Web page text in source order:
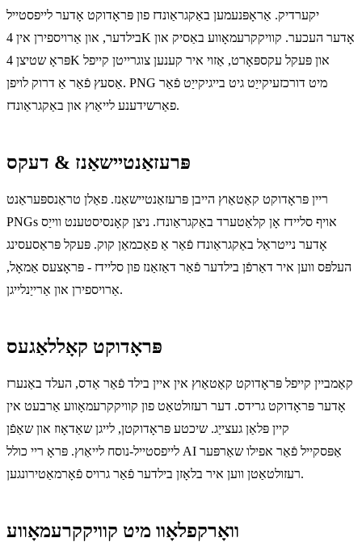
יקערדיק. אַראָפּנעמען באַקגראַונדז פון פּראָדוקט אָדער לייפסטייל
בילדער, און אַרויספירן אין 4K אָדער העכער. קוויקקרעמאָווע באַסיק און
פּראָ שטיצן 4K און פּעקל עקספּאָרט, אַזוי איר קענען צוגרייטן קייפל
אַסעץ פֿאַר אַ דרוק לויפן. PNG מיט דורכזעיקייַט גיט בייגיקייַט פֿאַר
פאַרשידענע לייאַוץ און באַקגראַונדז.
פּרעזאַנטיישאַנז & דעקס
ריין פּראָדוקט קאַטאַוץ הייבן פּרעזאַנטיישאַנז. פאַלן טראַנספּעראַנט
PNGs אויף סליידז אָן קלאַטערד באַקגראַונדז. ניצן קאָנסיסטענט ווייַס
אָדער נייטראַל באַקגראַונדז פֿאַר אַ פאַכמאַן קוק. פּעקל פּראַסעסינג
העלפּס ווען איר דאַרפֿן בילדער פֿאַר דאַזאַנז פון סליידז - פּראָצעס אַמאָל,
אַרויספירן און אַרייַנלייגן.
פּראָדוקט קאָללאַגעס
קאַמביין קייפל פּראָדוקט קאַטאַוץ אין איין בילד פֿאַר אַדס, העלד באַנערז
אָדער פּראָדוקט גרידס. דער רעזולטאַט פון קוויקקרעמאָווע אַרבעט אין
קיין פּלאַן געצייַג. שיכטע פּראָדוקטן, לייגן שאַדאָוז און שאַפֿן
לייפסטייל-נוסח לייאַוץ. פּראָ ריי כולל AI אַפּסקייל פֿאַר אפילו שאַרפּער
רעזולטאַטן ווען איר בלאָזן בילדער פֿאַר גרויס פֿאָרמאַטירונגען.
וואָרקפלאָוו מיט קוויקקרעמאָווע